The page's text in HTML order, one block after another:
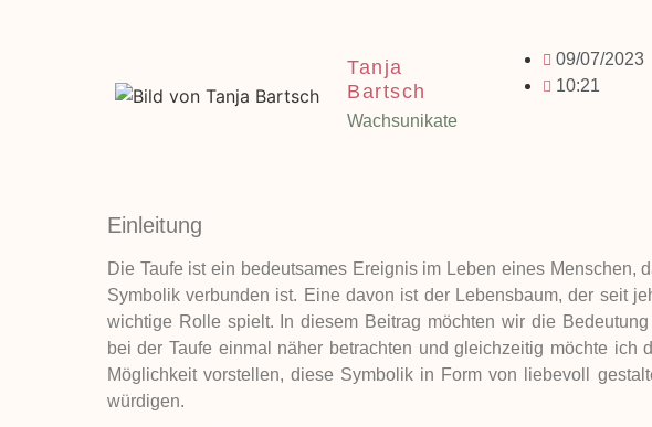
Tanja
Bartsch
Wachsunikate
09/07/2023
10:21
Einleitung
Die Taufe ist ein bedeutsames Ereignis im Leben eines Menschen,
Symbolik verbunden ist. Eine davon ist der Lebensbaum, der seit
wichtige Rolle spielt. In diesem Beitrag möchten wir die
bei der Taufe einmal näher betrachten und gleichzeitig möchte ich
Möglichkeit vorstellen, diese Symbolik in Form von liebevoll
würdigen.